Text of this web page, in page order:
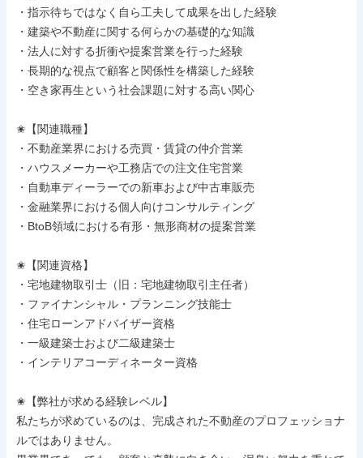
・指示待ちではなく自ら工夫して成果を出した経験
・建築や不動産に関する何らかの基礎的な知識
・法人に対する折衝や提案営業を行った経験
・長期的な視点で顧客と関係性を構築した経験
・空き家再生という社会課題に対する高い関心
✬【関連職種】
・不動産業界における売買・賃貸の仲介営業
・ハウスメーカーや工務店での注文住宅営業
・自動車ディーラーでの新車および中古車販売
・金融業界における個人向けコンサルティング
・BtoB領域における有形・無形商材の提案営業
✬【関連資格】
・宅地建物取引士（旧：宅地建物取引主任者）
・ファイナンシャル・プランニング技能士
・住宅ローンアドバイザー資格
・一級建築士および二級建築士
・インテリアコーディネーター資格
✬【弊社が求める経験レベル】
私たちが求めているのは、完成された不動産のプロフェッショナ
ルではありません。